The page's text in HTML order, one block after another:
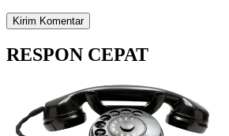
RESPON CEPAT